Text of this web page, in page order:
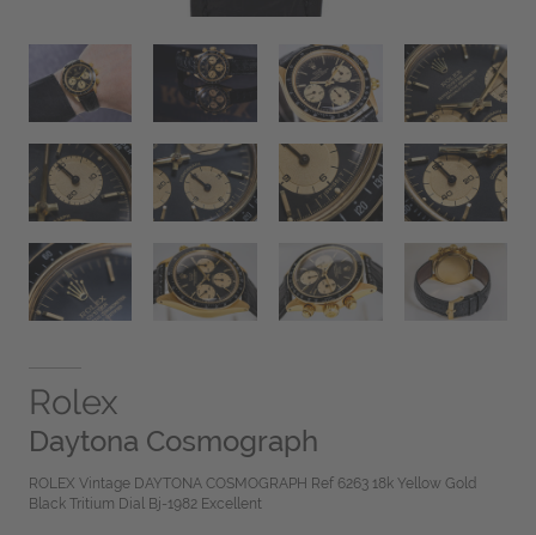
Rolex
Daytona Cosmograph
ROLEX Vintage DAYTONA COSMOGRAPH Ref 6263 18k Yellow Gold
Black Tritium Dial Bj-1982 Excellent